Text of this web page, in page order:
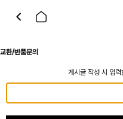
교환/반품문의
게시글 작성 시 입